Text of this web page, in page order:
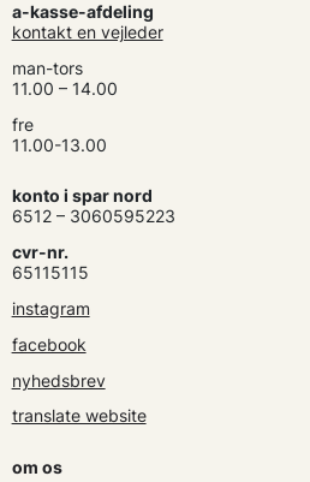
a-kasse-afdeling
kontakt en vejleder
man-tors
11.00 – 14.00
fre
11.00-13.00
konto i spar nord
6512 – 3060595223
cvr-nr.
65115115
instagram
facebook
nyhedsbrev
translate website
om os